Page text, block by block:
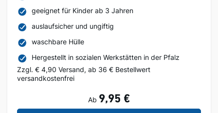
geeignet für Kinder ab 3 Jahren
auslaufsicher und ungiftig
waschbare Hülle
Hergestellt in sozialen Werkstätten in der Pfalz
Zzgl. € 4,90 Versand, ab 36 € Bestellwert
versandkostenfrei
Ab 9,95 €